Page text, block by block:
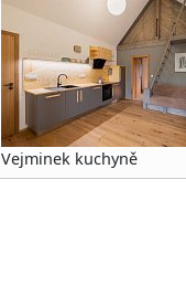
Vejminek kuchyně